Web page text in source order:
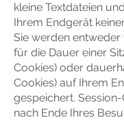
kleine Textdateien
Ihrem Endgerät
Sie werden
für die Dauer einer
Cookies) oder
Cookies) auf Ihrem
gespeichert.
nach Ende Ihres